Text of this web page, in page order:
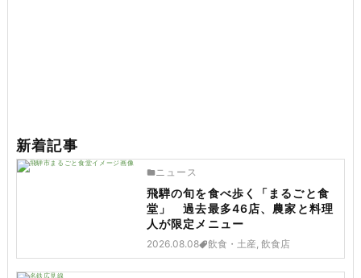
新着記事
ニュース
飛騨の旬を食べ歩く「まるごと食
堂」 過去最多46店、農家と料理
人が限定メニュー
2026.08.08 飲食・土産, 飲食店